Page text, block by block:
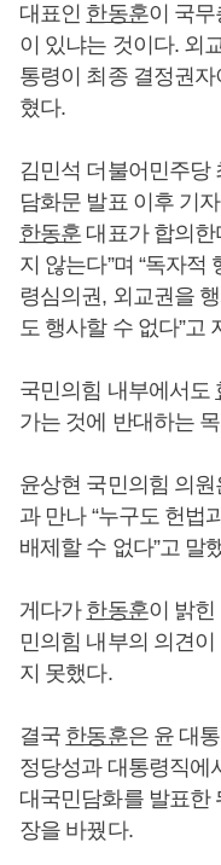
대표인 한동훈이 국무
이 있냐는 것이다. 외
통령이 최종 결정권
혔다.
김민석 더불어민주당
담화문 발표 이후 기
한동훈 대표가 합의한
지 않는다”며 “독자적
령심의권, 외교권을
도 행사할 수 없다”고
국민의힘 내부에서도
가는 것에 반대하는
윤상현 국민의힘 의
과 만나 “누구도 헌법
배제할 수 없다”고 말
게다가 한동훈이 밝힌
민의힘 내부의 의견
지 못했다.
결국 한동훈은 윤 대
정당성과 대통령직에
대국민담화를 발표한
장을 바꿨다.